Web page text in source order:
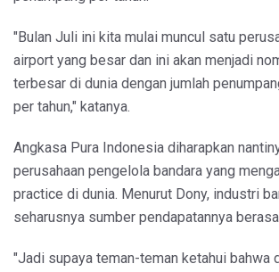
"Bulan Juli ini kita mulai muncul satu
airport yang besar dan ini akan menjadi
terbesar di dunia dengan jumlah
per tahun," katanya.
Angkasa Pura Indonesia diharapkan
perusahaan pengelola bandara yang
practice di dunia. Menurut Dony, industri
seharusnya sumber pendapatannya
"Jadi supaya teman-teman ketahui bahwa